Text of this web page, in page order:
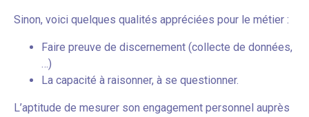
Sinon, voici quelques qualités appréciées pour le métier :
Faire preuve de discernement (collecte de données,
…)
La capacité à raisonner, à se questionner.
L’aptitude de mesurer son engagement personnel auprès